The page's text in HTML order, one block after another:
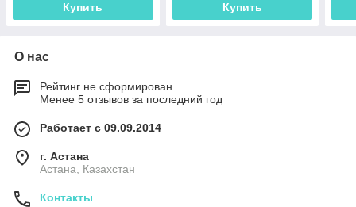
Купить Купить
О нас
Рейтинг не сформирован
Менее 5 отзывов за последний год
Работает с 09.09.2014
г. Астана
Астана, Казахстан
Контакты